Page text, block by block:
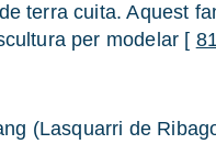
terra cuita. Aquest
per modelar [
(Lasquarri de